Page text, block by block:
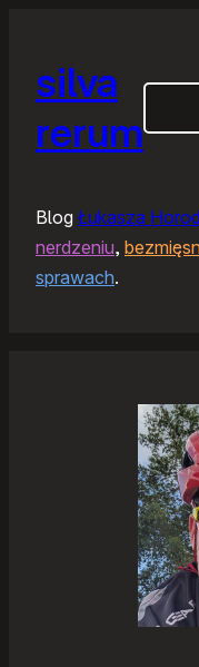
silva
rerum
Blog Łukasza
nerdzeniu,
sprawach.